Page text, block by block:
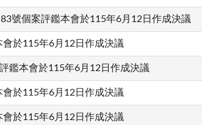
號個案評鑑本會於115年6月12日作成決議
於115年6月12日作成決議
鑑本會於115年6月12日作成決議
於115年6月12日作成決議
於115年6月12日作成決議